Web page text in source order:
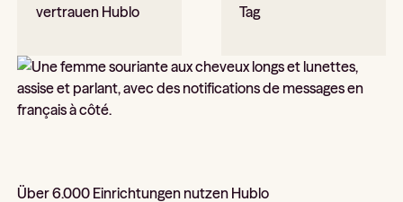
vertrauen Hublo
Tag
Über 6.000 Einrichtungen nutzen Hublo